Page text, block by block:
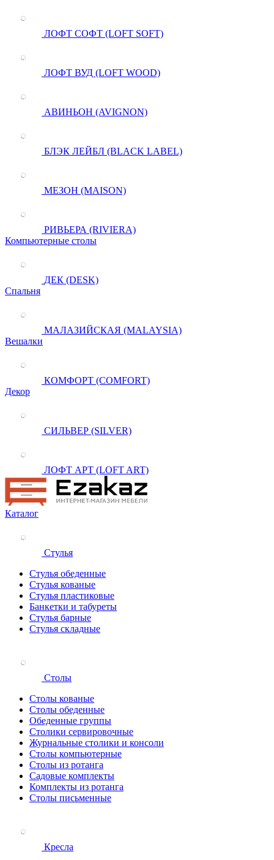
ЛОФТ СОФТ (LOFT SOFT)
ЛОФТ ВУД (LOFT WOOD)
АВИНЬОН (AVIGNON)
БЛЭК ЛЕЙБЛ (BLACK LABEL)
МЕЗОН (MAISON)
РИВЬЕРА (RIVIERA)
Компьютерные столы
ДЕК (DESK)
Спальня
МАЛАЗИЙСКАЯ (MALAYSIA)
Вешалки
КОМФОРТ (COMFORT)
Декор
СИЛЬВЕР (SILVER)
ЛОФТ АРТ (LOFT ART)
Каталог
Стулья
Стулья обеденные
Стулья кованые
Стулья пластиковые
Банкетки и табуреты
Стулья барные
Стулья складные
Столы
Столы кованые
Столы обеденные
Обеденные группы
Столики сервировочные
Журнальные столики и консоли
Столы компьютерные
Столы из ротанга
Садовые комплекты
Комплекты из ротанга
Столы письменные
Кресла